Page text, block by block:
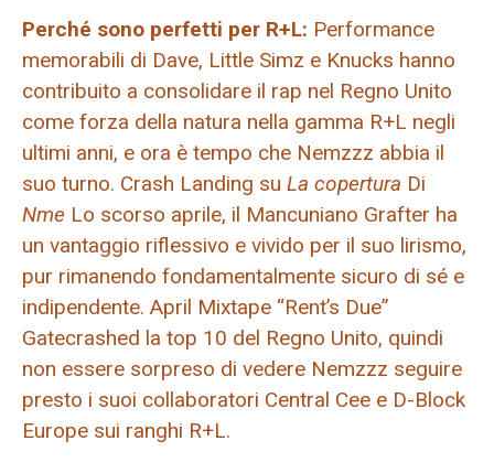
Perché sono perfetti per R+L: Performance
memorabili di Dave, Little Simz e Knucks hanno
contribuito a consolidare il rap nel Regno Unito
come forza della natura nella gamma R+L negli
ultimi anni, e ora è tempo che Nemzzz abbia il
suo turno. Crash Landing su La copertura Di
Nme Lo scorso aprile, il Mancuniano Grafter ha
un vantaggio riflessivo e vivido per il suo lirismo,
pur rimanendo fondamentalmente sicuro di sé e
indipendente. April Mixtape “Rent’s Due”
Gatecrashed la top 10 del Regno Unito, quindi
non essere sorpreso di vedere Nemzzz seguire
presto i suoi collaboratori Central Cee e D-Block
Europe sui ranghi R+L.